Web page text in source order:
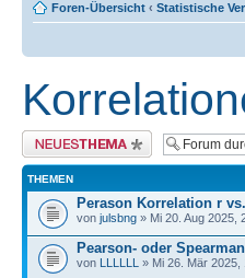
Foren-Übersicht ‹ Statistische
Neues Thema erstellen
THEMEN
Perason Korrelation r
von julsbng » Mi 20. Aug 2025,
Pearson- oder
von LLLLLL » Mi 26. Mär 2025,